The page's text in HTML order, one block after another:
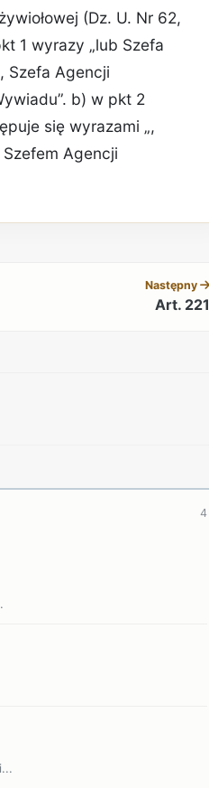
(Dz. U. Nr 62,
1 wyrazy „lub Szefa
Szefa Agencji
b) w pkt 2
się wyrazami „,
Agencji
Następny
Art. 221
4